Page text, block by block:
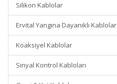
Silikon Kablolar
Ervital Yangına Dayanıklı Kablolar
Koaksiyel Kablolar
Sinyal Kontrol Kabloları